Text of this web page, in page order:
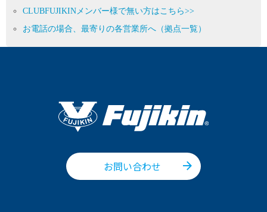
CLUBFUJIKINメンバー様で無い方はこちら>>
お電話の場合、最寄りの各営業所へ（拠点一覧）
お問い合わせ